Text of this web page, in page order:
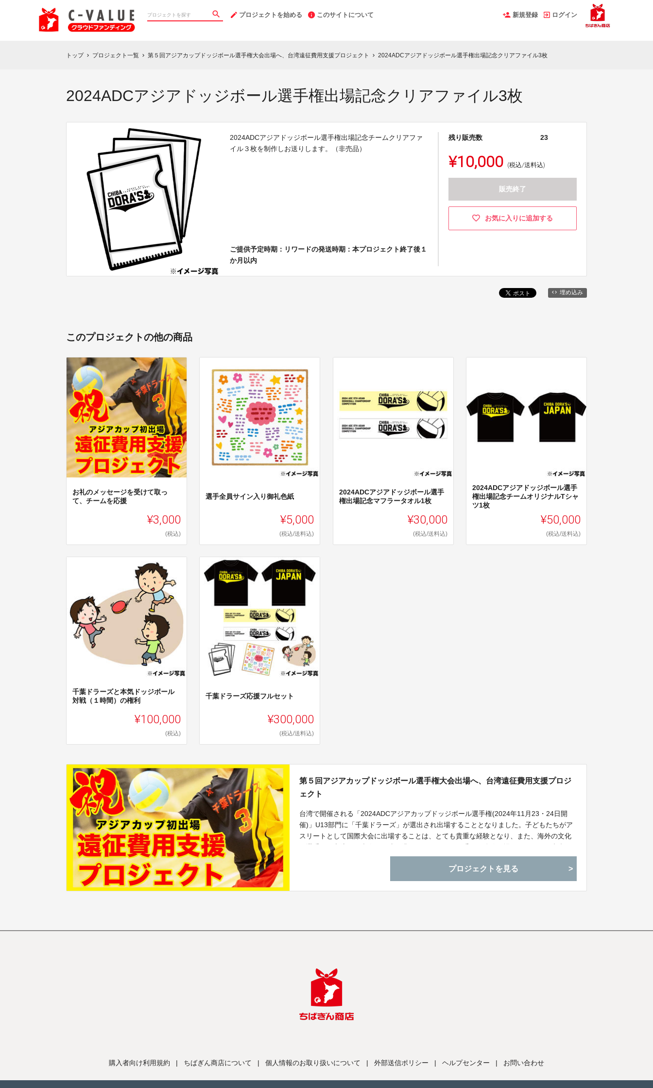
プロジェクトを始める このサイトについて 新規登録 ログイン
トップ chevron_right プロジェクト一覧 chevron_right 第５回アジアカップドッジボール選手権大会出場へ、台湾遠征費用支援プロジェクト chevron_right 2024ADCアジアドッジボール選手権出場記念クリアファイル3枚
2024ADCアジアドッジボール選手権出場記念クリアファイル3枚
2024ADCアジアドッジボール選手権出場記念チームクリアファ
イル３枚を制作しお送りします。（非売品）
ご提供予定時期：リワードの発送時期：本プロジェクト終了後１
か月以内
残り販売数 23
¥10,000 (税込/送料込)
販売終了
お気に入りに追加する
埋め込み
このプロジェクトの他の商品
お礼のメッセージを受けて取っ
て、チームを応援
¥3,000
(税込)
選手全員サイン入り御礼色紙
¥5,000
(税込/送料込)
2024ADCアジアドッジボール選手
権出場記念マフラータオル1枚
¥30,000
(税込/送料込)
2024ADCアジアドッジボール選手
権出場記念チームオリジナルTシャ
ツ1枚
¥50,000
(税込/送料込)
千葉ドラーズと本気ドッジボール
対戦（１時間）の権利
¥100,000
(税込)
千葉ドラーズ応援フルセット
¥300,000
(税込/送料込)
第５回アジアカップドッジボール選手権大会出場へ、台湾遠征費用支援プロジ
ェクト
台湾で開催される「2024ADCアジアカップドッジボール選手権(2024年11月23・24日開
催)」U13部門に「千葉ドラーズ」が選出され出場することとなりました。子どもたちがア
スリートとして国際大会に出場することは、とても貴重な経験となり、また、海外の文化
日本を背負っていく子どもたちへ、何卒ご支援の輪を広げていただきたくよろしくお願い
プロジェクトを見る
購入者向け利用規約 | ちばぎん商店について | 個人情報のお取り扱いについて | 外部送信ポリシー | ヘルプセンター | お問い合わせ